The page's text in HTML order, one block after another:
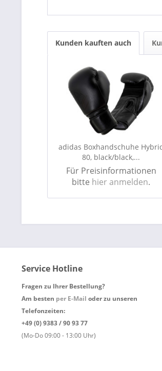
Kunden kauften auch
adidas Boxhandschuhe
80, black/black,...
Für Preisinformationen
bitte hier anmelden.
Service Hotline
Fragen zu Ihrer Bestellung?
Am besten per E-Mail oder zu unseren
Telefonzeiten:
+49 (0) 9383 / 90 93 77
(Mo-Do 09:00 - 13:00 Uhr)